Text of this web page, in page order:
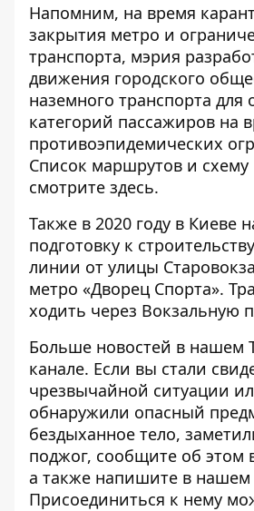
Напомним, на время
закрытия метро и
транспорта, мэрия
движения городского
наземного транспорта для
категорий пассажиров на
противоэпидемических
Список маршрутов и схему
смотрите здесь.
Также в 2020 году в Киеве
подготовку к
линии от улицы
метро «Дворец Спорта».
ходить через Вокзальную
Больше новостей в нашем
канале. Если вы стали
чрезвычайной ситуации
обнаружили опасный
бездыханное тело,
поджог, сообщите об этом
а также напишите в нашем
Присоединиться к нему